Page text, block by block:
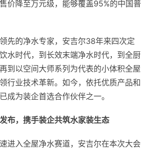
价降至万元级，能够覆盖95%的中国普
先的净水专家，安吉尔38年来四次定
水时代，到长效末端净水时代，到全厨
到以空间大师系列为代表的小体积全屋
行业技术革新。如今，依托优质产品和
成为装企首选合作伙伴之一。
布，携手装企共筑水家装生态
进入全屋净水赛道，安吉尔在本次大会